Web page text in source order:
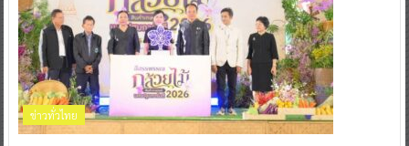
ข่าวทั่วไทย